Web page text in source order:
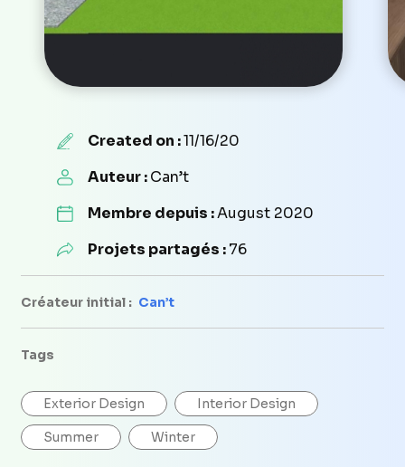
Created on :11/16/20
Auteur :Can’t
Membre depuis :August 2020
Projets partagés :76
Créateur initial : Can’t
Tags
Exterior Design Interior Design
Summer Winter